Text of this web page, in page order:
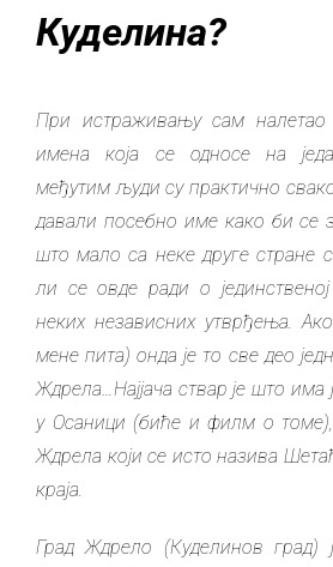
Куделина?
При истраживању сам налетао
имена која се односе на
међутим људи су практично
давали посебно име како би се
што мало са неке друге стране
ли се овде ради о
неких независних утврђења.
мене пита) онда је то све део
Ждрела…Најјача ствар је што има
у Осаници (биће и филм о
Ждрела који се исто назива
краја.
Град Ждрело (Куделинов град)